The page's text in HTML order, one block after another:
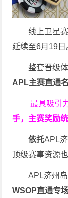
线上卫星
延续至6月19日
整套晋级
APL主赛直通
最具吸引
手，主赛奖励
依托APL
顶级赛事资源
APL济州
WSOP直通专